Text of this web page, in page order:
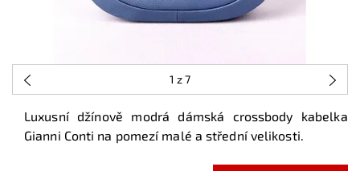
1 z 7
Luxusní džínově modrá dámská crossbody kabelka
Gianni Conti na pomezí malé a střední velikosti.